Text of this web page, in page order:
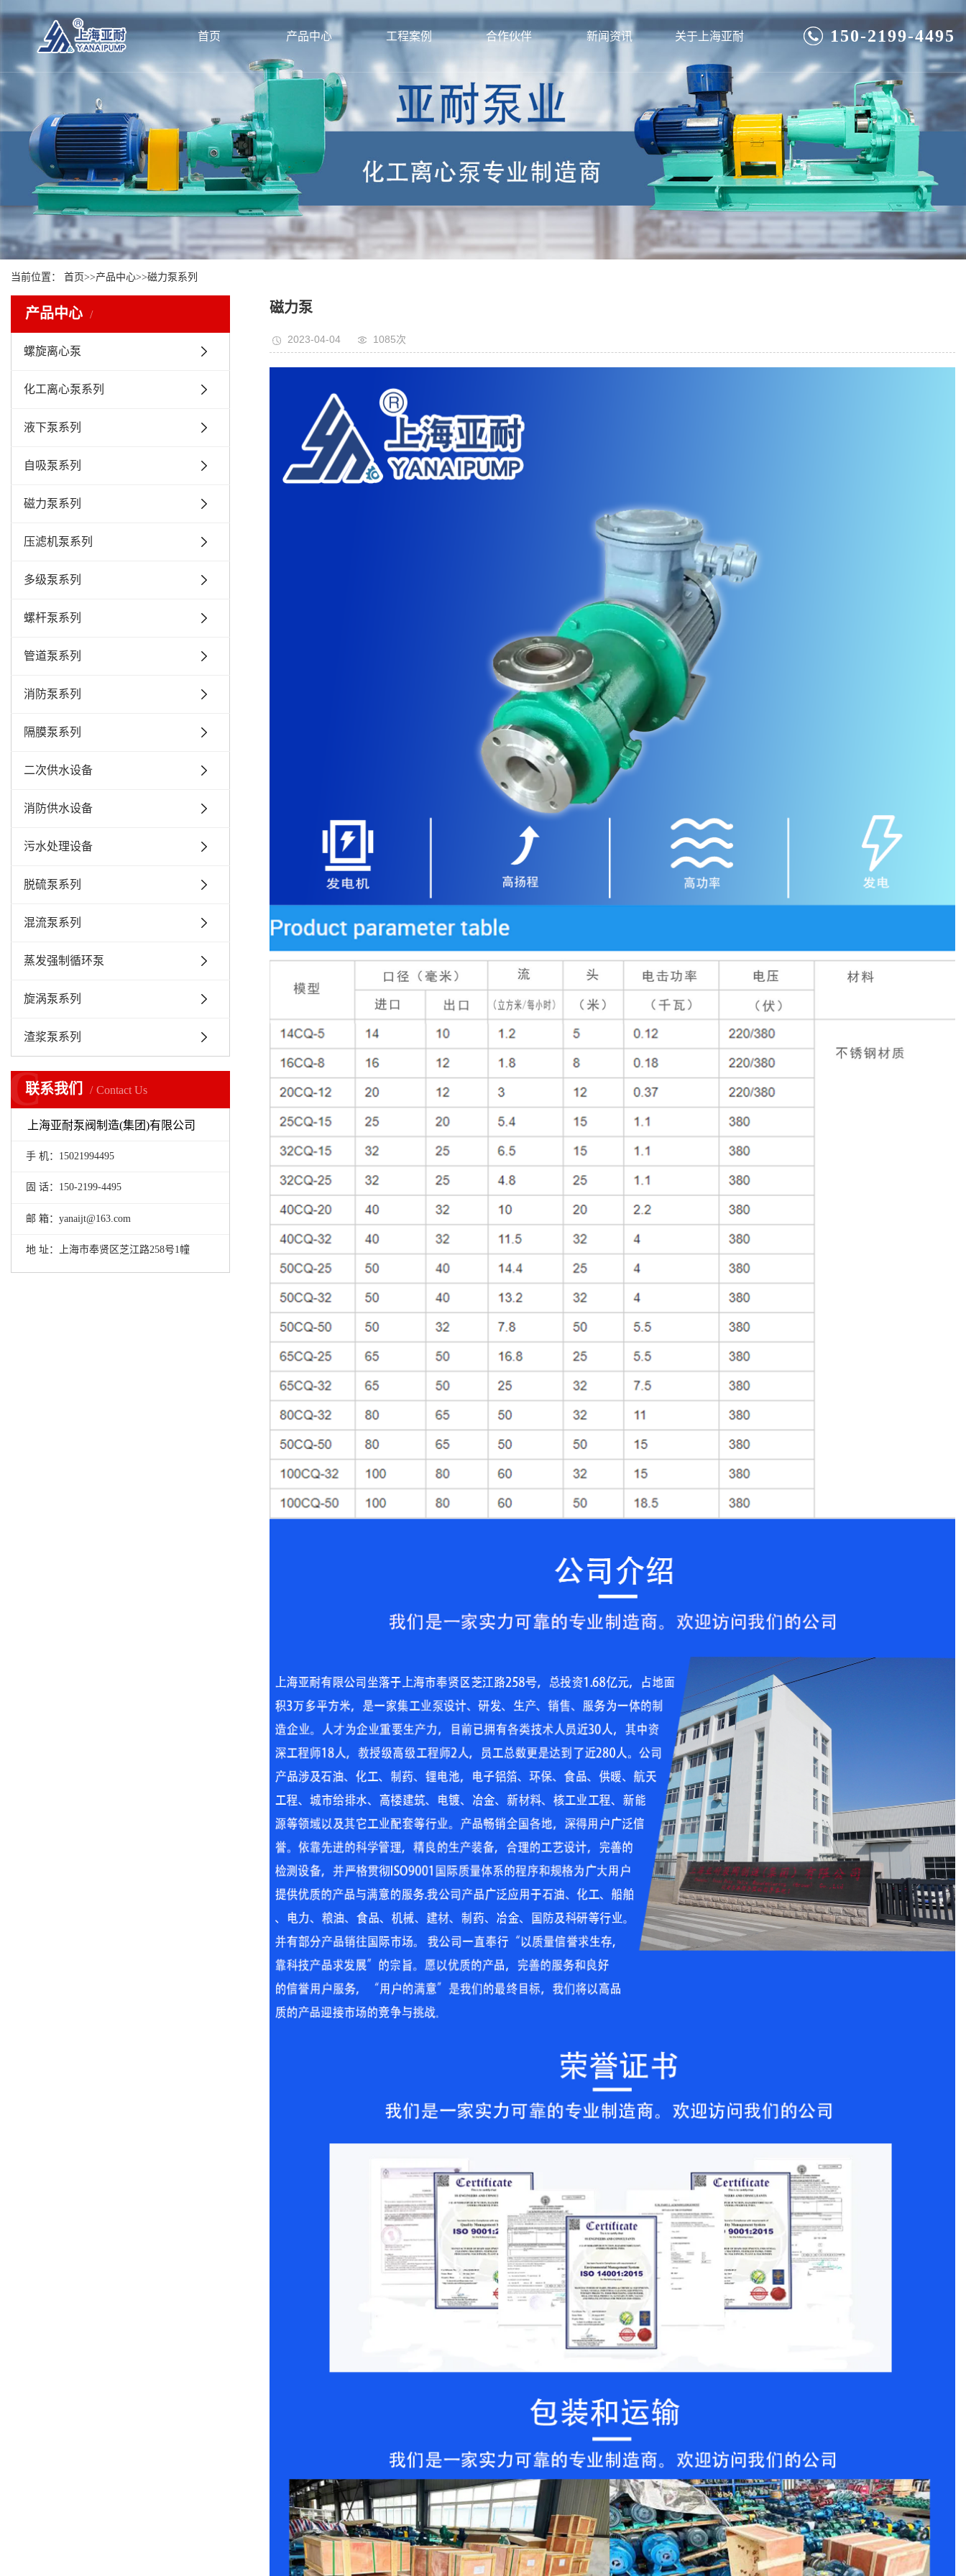
首页 产品中心 工程案例 合作伙伴 新闻资讯 关于上海亚耐 150-2199-4495
当前位置： 首页>>产品中心>>磁力泵系列
产品中心
螺旋离心泵
化工离心泵系列
液下泵系列
自吸泵系列
磁力泵系列
压滤机泵系列
多级泵系列
螺杆泵系列
管道泵系列
消防泵系列
隔膜泵系列
二次供水设备
消防供水设备
污水处理设备
脱硫泵系列
混流泵系列
蒸发强制循环泵
旋涡泵系列
渣浆泵系列
联系我们 Contact Us
C
上海亚耐泵阀制造(集团)有限公司
手 机：15021994495
固 话：150-2199-4495
邮 箱：yanaijt@163.com
地 址：上海市奉贤区芝江路258号1幢
磁力泵
2023-04-04 1085次